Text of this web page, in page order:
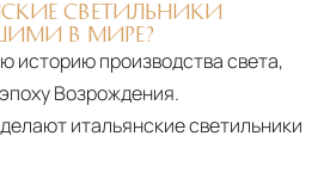
СВЕТИЛЬНИКИ
В МИРЕ?
историю производства света,
Возрождения.
итальянские светильники